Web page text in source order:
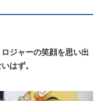
ジャーの笑顔を思い出
はず。